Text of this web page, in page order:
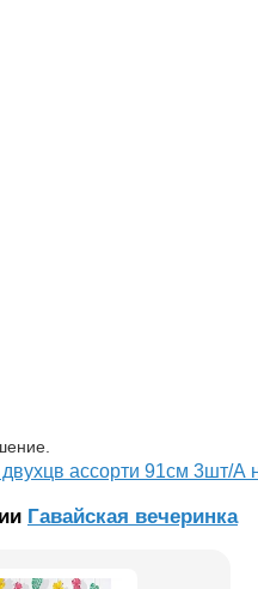
ассорти 91см 3шт/А
Гавайская вечеринка